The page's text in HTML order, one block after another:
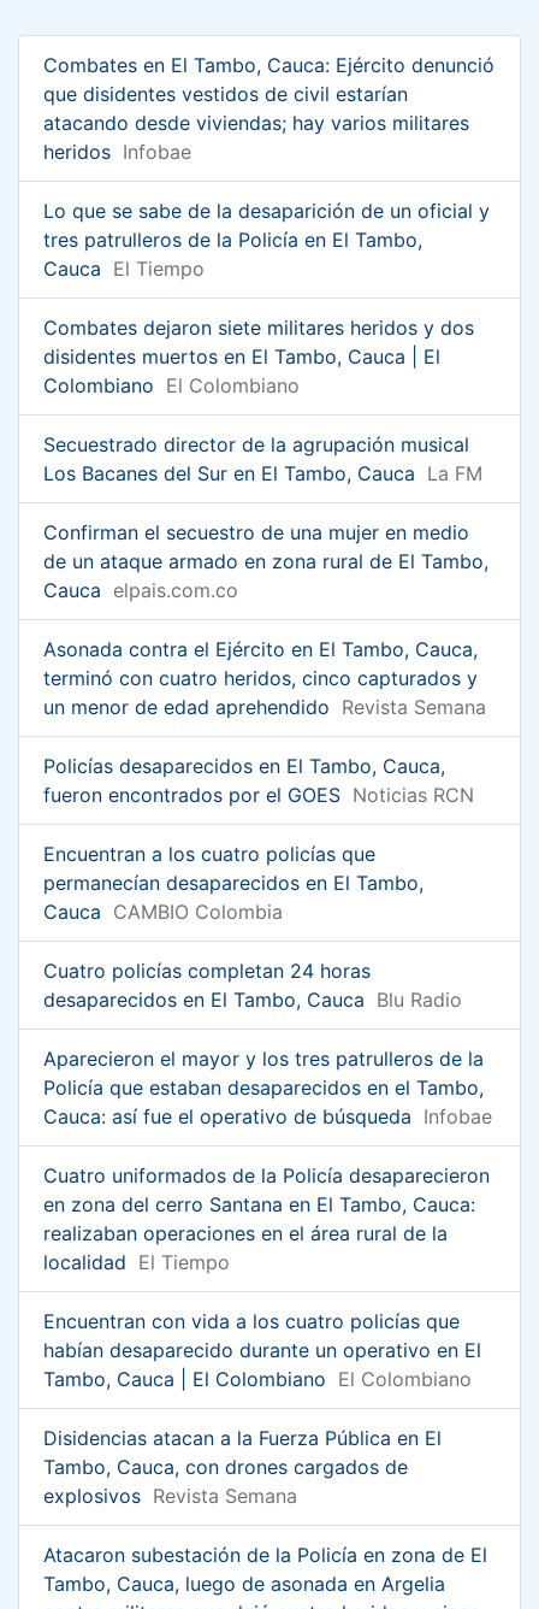
Combates en El Tambo, Cauca: Ejército denunció
que disidentes vestidos de civil estarían
atacando desde viviendas; hay varios militares
heridos Infobae
Lo que se sabe de la desaparición de un oficial y
tres patrulleros de la Policía en El Tambo,
Cauca El Tiempo
Combates dejaron siete militares heridos y dos
disidentes muertos en El Tambo, Cauca | El
Colombiano El Colombiano
Secuestrado director de la agrupación musical
Los Bacanes del Sur en El Tambo, Cauca La FM
Confirman el secuestro de una mujer en medio
de un ataque armado en zona rural de El Tambo,
Cauca elpais.com.co
Asonada contra el Ejército en El Tambo, Cauca,
terminó con cuatro heridos, cinco capturados y
un menor de edad aprehendido Revista Semana
Policías desaparecidos en El Tambo, Cauca,
fueron encontrados por el GOES Noticias RCN
Encuentran a los cuatro policías que
permanecían desaparecidos en El Tambo,
Cauca CAMBIO Colombia
Cuatro policías completan 24 horas
desaparecidos en El Tambo, Cauca Blu Radio
Aparecieron el mayor y los tres patrulleros de la
Policía que estaban desaparecidos en el Tambo,
Cauca: así fue el operativo de búsqueda Infobae
Cuatro uniformados de la Policía desaparecieron
en zona del cerro Santana en El Tambo, Cauca:
realizaban operaciones en el área rural de la
localidad El Tiempo
Encuentran con vida a los cuatro policías que
habían desaparecido durante un operativo en El
Tambo, Cauca | El Colombiano El Colombiano
Disidencias atacan a la Fuerza Pública en El
Tambo, Cauca, con drones cargados de
explosivos Revista Semana
Atacaron subestación de la Policía en zona de El
Tambo, Cauca, luego de asonada en Argelia